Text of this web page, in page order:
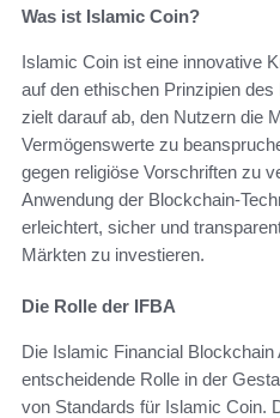
Was ist Islamic Coin?
Islamic Coin ist eine innovative
auf den ethischen Prinzipien
zielt darauf ab, den Nutzern die
Vermögenswerte zu
gegen religiöse Vorschriften zu
Anwendung der Blockchain-
erleichtert, sicher und
Märkten zu investieren.
Die Rolle der IFBA
Die Islamic Financial
entscheidende Rolle in der
von Standards für Islamic Coin.